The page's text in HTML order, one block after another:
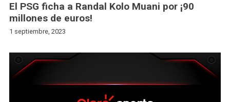
El PSG ficha a Randal Kolo Muani por ¡90
millones de euros!
1 septiembre, 2023